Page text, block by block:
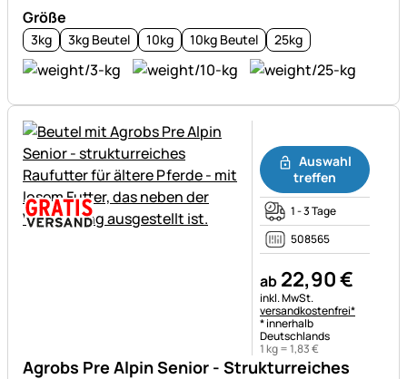
Größe
3kg 3kg Beutel 10kg 10kg Beutel 25kg
Agrobs Pre Alpin Senior - Strukturreiches
Auswahl
treffen
1 - 3 Tage
508565
ab 22,90€
Steuerhinweis:
inkl. MwSt.
versandkostenfrei*
* innerhalb
Deutschlands
1 kg =1,83€